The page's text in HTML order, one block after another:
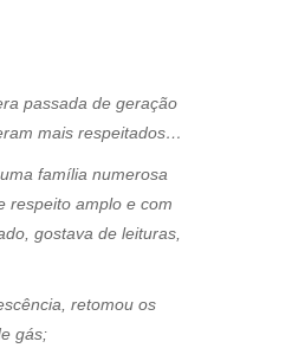
passada de geração
mais respeitados…
família numerosa
respeito amplo e com
gostava de leituras,
retomou os
gás;